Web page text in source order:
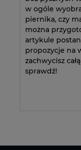
w ogóle
piernika, czy
można
artykule
propozycje na
zachwycisz
sprawdź!